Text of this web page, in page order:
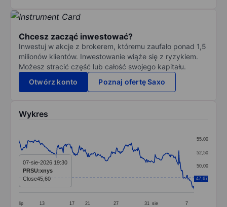
Chcesz zacząć inwestować?
Inwestuj w akcje z brokerem, któremu zaufało ponad 1,5
milionów klientów. Inwestowanie wiąże się z ryzykiem.
Możesz stracić część lub całość swojego kapitału.
Otwórz konto
Poznaj ofertę Saxo
Wykres
Line chart with 289 data points.
The chart has 1 X axis displaying categories.
The chart has 1 Y axis displaying values. Data
lip 13 17 21 27 31 sie 7
47,50
50,00
52,50
55,00
47,67
07-sie-2026 19:30
PRSU:xnys
Close45,60